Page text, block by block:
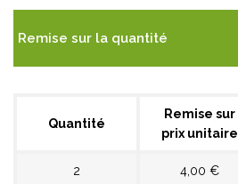
Remise sur la quantité
Quantité
Remise sur
prix unitaire
2 4,00 €